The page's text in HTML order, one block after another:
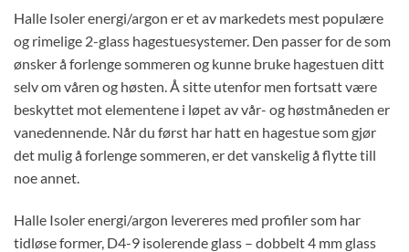
Halle Isoler energi/argon er et av markedets mest populære
og rimelige 2-glass hagestuesystemer. Den passer for de som
ønsker å forlenge sommeren og kunne bruke hagestuen ditt
selv om våren og høsten. Å sitte utenfor men fortsatt være
beskyttet mot elementene i løpet av vår- og høstmåneden er
vanedennende. Når du først har hatt en hagestue som gjør
det mulig å forlenge sommeren, er det vanskelig å flytte till
noe annet.
Halle Isoler energi/argon levereres med profiler som har
tidløse former, D4-9 isolerende glass – dobbelt 4 mm glass